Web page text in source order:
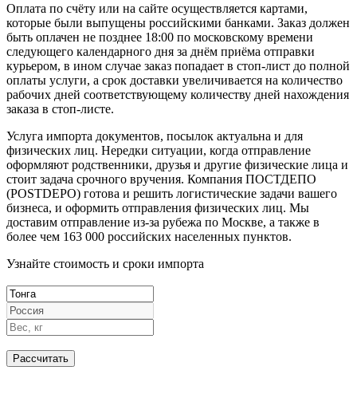
Оплата по счёту или на сайте осуществляется картами,
которые были выпущены российскими банками. Заказ должен
быть оплачен не позднее 18:00 по московскому времени
следующего календарного дня за днём приёма отправки
курьером, в ином случае заказ попадает в стоп-лист до полной
оплаты услуги, а срок доставки увеличивается на количество
рабочих дней соответствующему количеству дней нахождения
заказа в стоп-листе.
Услуга импорта документов, посылок актуальна и для
физических лиц. Нередки ситуации, когда отправление
оформляют родственники, друзья и другие физические лица и
стоит задача срочного вручения. Компания ПОСТДЕПО
(POSTDEPO) готова и решить логистические задачи вашего
бизнеса, и оформить отправления физических лиц. Мы
доставим отправление из-за рубежа по Москве, а также в
более чем 163 000 российских населенных пунктов.
Узнайте стоимость и сроки импорта